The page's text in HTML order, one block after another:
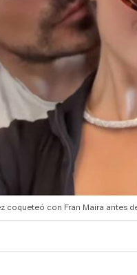
coqueteó con Fran Maira antes